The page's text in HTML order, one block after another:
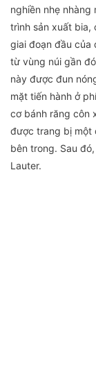
nghiền nhẹ nhàng
trình sản xuất bia,
giai đoạn đầu của
từ vùng núi gần
này được đun
mặt tiến hành ở
cơ bánh răng côn
được trang bị một
bên trong. Sau
Lauter.